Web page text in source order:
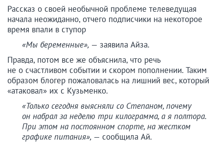
Рассказ о своей необычной проблеме телеведущая
начала неожиданно, отчего подписчики на некоторое
время впали в ступор
«Мы беременные», — заявила Айза.
Правда, потом все же объяснила, что речь
не о счастливом событии и скором пополнении. Таким
образом блогер пожаловалась на лишний вес, который
«атаковал» их с Кузьменко.
«Только сегодня выясняли со Степаном, почему
он набрал за неделю три килограмма, а я полтора.
При этом на постоянном спорте, на жестком
графике питания», — сообщила Ай.